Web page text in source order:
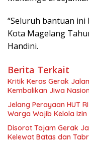
“Seluruh bantuan ini
Kota Magelang
Handini.
Berita Terkait
Kritik Keras Gerak
Kembalikan Jiwa
Jelang Perayaan HUT
Warga Wajib Kelola
Disorot Tajam Gerak
Kelewat Batas dan